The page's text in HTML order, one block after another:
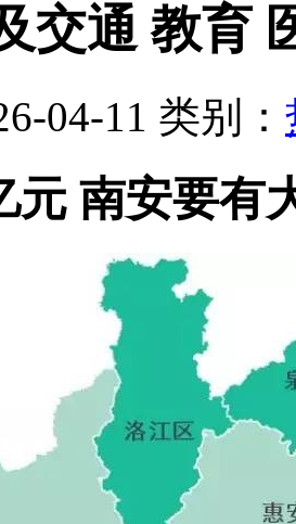
交通 教育
04-11 类别：
元 南安要有